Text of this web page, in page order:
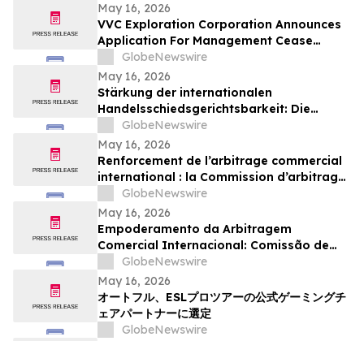
May 16, 2026
VVC Exploration Corporation Announces
Application For Management Cease
Trade Order And Provides Financing
Update
GlobeNewswire
May 16, 2026
Stärkung der internationalen
Handelsschiedsgerichtsbarkeit: Die
Schiedsgerichtskommission von
Guangzhou ruft weltweit zur Bewerbung
für ihr Schiedsrichtergremium auf
GlobeNewswire
May 16, 2026
Renforcement de l’arbitrage commercial
international : la Commission d’arbitrage
de Guangzhou lance un appel à
candidatures international pour son
panel d’arbitres
GlobeNewswire
May 16, 2026
Empoderamento da Arbitragem
Comercial Internacional: Comissão de
Arbitragem de Guangzhou Abre
Inscrições Globais para Painel de
Árbitros
GlobeNewswire
May 16, 2026
オートフル、ESLプロツアーの公式ゲーミングチ
ェアパートナーに選定
GlobeNewswire